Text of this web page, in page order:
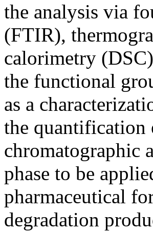
the analysis via
(FTIR),
calorimetry
the functional
as a
the quantification
chromatographic
phase to be
pharmaceutical
degradation